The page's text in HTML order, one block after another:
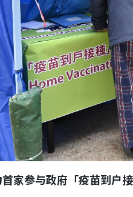
家参与政府「疫苗到户